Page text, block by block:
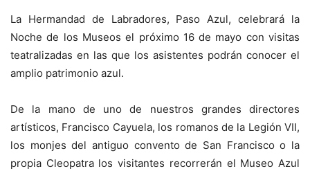
La Hermandad de Labradores, Paso Azul, celebrará la
Noche de los Museos el próximo 16 de mayo con visitas
teatralizadas en las que los asistentes podrán conocer el
amplio patrimonio azul.
De la mano de uno de nuestros grandes directores
artísticos, Francisco Cayuela, los romanos de la Legión VII,
los monjes del antiguo convento de San Francisco o la
propia Cleopatra los visitantes recorrerán el Museo Azul